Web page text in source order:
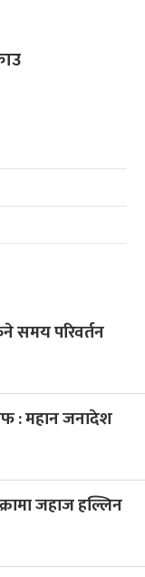
समय परिवर्तन
: महान जनादेश
जहाज हल्लिन